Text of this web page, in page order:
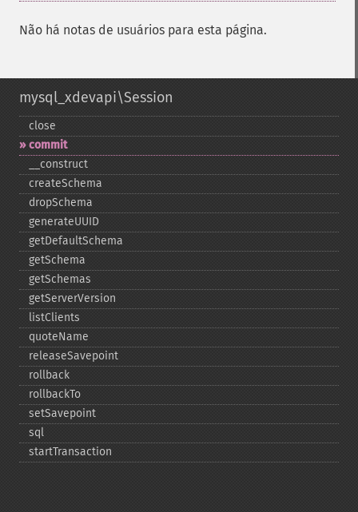
Não há notas de usuários para esta página.
mysql_xdevapi\Session
close
commit
_​_​construct
createSchema
dropSchema
generateUUID
getDefaultSchema
getSchema
getSchemas
getServerVersion
listClients
quoteName
releaseSavepoint
rollback
rollbackTo
setSavepoint
sql
startTransaction